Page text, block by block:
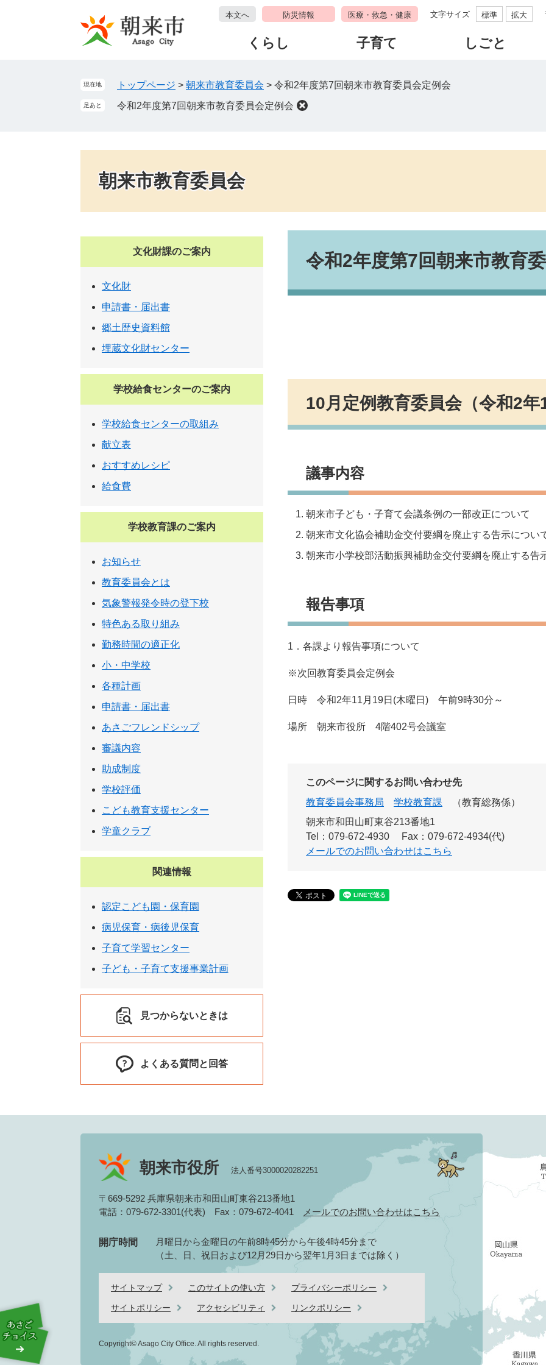
本文へ 防災情報 医療・救急・健康 文字サイズ 標準 拡大
くらし 子育て しごと
現在地 トップページ > 朝来市教育委員会 > 令和2年度第7回朝来市教育委員会定例会
足あと 令和2年度第7回朝来市教育委員会定例会
朝来市教育委員会
令和2年度第7回朝来市教育
10月定例教育委員会（令和2年
議事内容
朝来市子ども・子育て会議条例の一部改正について
朝来市文化協会補助金交付要綱を廃止する告示につい
朝来市小学校部活動振興補助金交付要綱を廃止する告
報告事項
1．各課より報告事項について
※次回教育委員会定例会
日時 令和2年11月19日(木曜日) 午前9時30分～
場所 朝来市役所 4階402号会議室
このページに関するお問い合わせ先
教育委員会事務局
学校教育課
教育総務係
朝来市和田山町東谷213番地1
Tel：079-672-4930
Fax：079-672-4934(代)
メールでのお問い合わせはこちら
文化財課のご案内
文化財
申請書・届出書
郷土歴史資料館
埋蔵文化財センター
学校給食センターのご案内
学校給食センターの取組み
献立表
おすすめレシピ
給食費
学校教育課のご案内
お知らせ
教育委員会とは
気象警報発令時の登下校
特色ある取り組み
勤務時間の適正化
小・中学校
各種計画
申請書・届出書
あさごフレンドシップ
審議内容
助成制度
学校評価
こども教育支援センター
学童クラブ
関連情報
認定こども園・保育園
病児保育・病後児保育
子育て学習センター
子ども・子育て支援事業計画
見つからないときは
よくある質問と回答
朝来市役所 法人番号3000020282251
〒669-5292 兵庫県朝来市和田山町東谷213番地1
電話：079-672-3301(代表) Fax：079-672-4041 メールでのお問い合わせはこちら
開庁時間
月曜日から金曜日の午前8時45分から午後4時45分まで
（土、日、祝日および12月29日から翌年1月3日までは除く）
サイトマップ このサイトの使い方 プライバシーポリシー
サイトポリシー アクセシビリティ リンクポリシー
Copyright© Asago City Office. All rights reserved.